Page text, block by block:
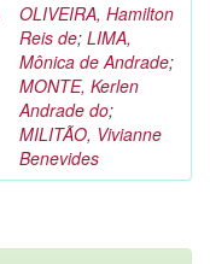
OLIVEIRA, Hamilton
Reis de; LIMA,
Mônica de Andrade;
MONTE, Kerlen
Andrade do;
MILITÃO, Vivianne
Benevides